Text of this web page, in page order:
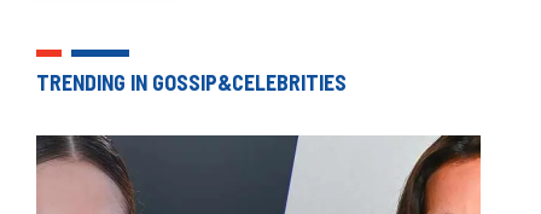
TRENDING IN GOSSIP&CELEBRITIES